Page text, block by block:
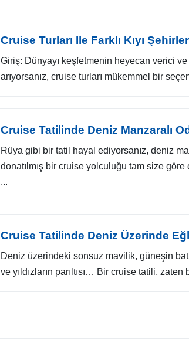
Cruise Turları Ile Farklı Kıyı
Giriş: Dünyayı keşfetmenin heyecan verici ve
arıyorsanız, cruise turları mükemmel bir
Cruise Tatilinde Deniz Manzaralı
Rüya gibi bir tatil hayal ediyorsanız, deniz
donatılmış bir cruise yolculuğu tam size
...
Cruise Tatilinde Deniz Üzerinde
Deniz üzerindeki sonsuz mavilik, güneşin
ve yıldızların parıltısı… Bir cruise tatili, zaten